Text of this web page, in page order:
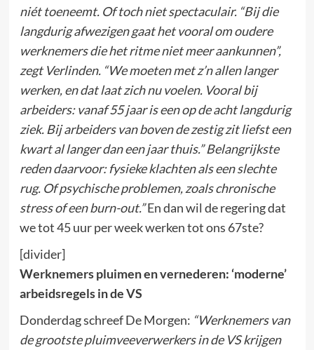
niét toeneemt. Of toch niet spectaculair. “Bij die
langdurig afwezigen gaat het vooral om oudere
werknemers die het ritme niet meer aankunnen”,
zegt Verlinden. “We moeten met z’n allen langer
werken, en dat laat zich nu voelen. Vooral bij
arbeiders: vanaf 55 jaar is een op de acht langdurig
ziek. Bij arbeiders van boven de zestig zit liefst een
kwart al langer dan een jaar thuis.” Belangrijkste
reden daarvoor: fysieke klachten als een slechte
rug. Of psychische problemen, zoals chronische
stress of een burn-out.”En dan wil de regering dat
we tot 45 uur per week werken tot ons 67ste?
[divider]
Werknemers pluimen en vernederen: ‘moderne’
arbeidsregels in de VS
Donderdag schreef De Morgen: “Werknemers van
de grootste pluimveeverwerkers in de VS krijgen